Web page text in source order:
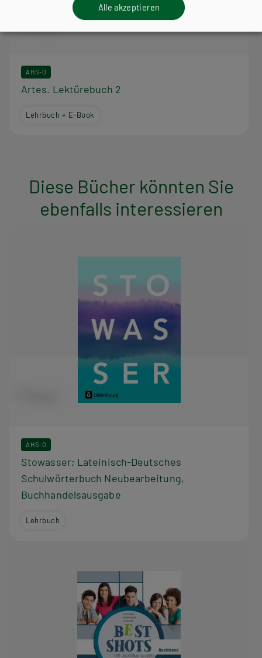
AHS-O
Artes. Lektürebuch 2
Lehrbuch + E-Book
Diese Bücher könnten Sie
ebenfalls interessieren
AHS-O
Stowasser; Lateinisch-Deutsches
Schulwörterbuch Neubearbeitung,
Buchhandelsausgabe
Lehrbuch
Alle akzeptieren